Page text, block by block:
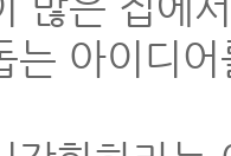
는 아이디